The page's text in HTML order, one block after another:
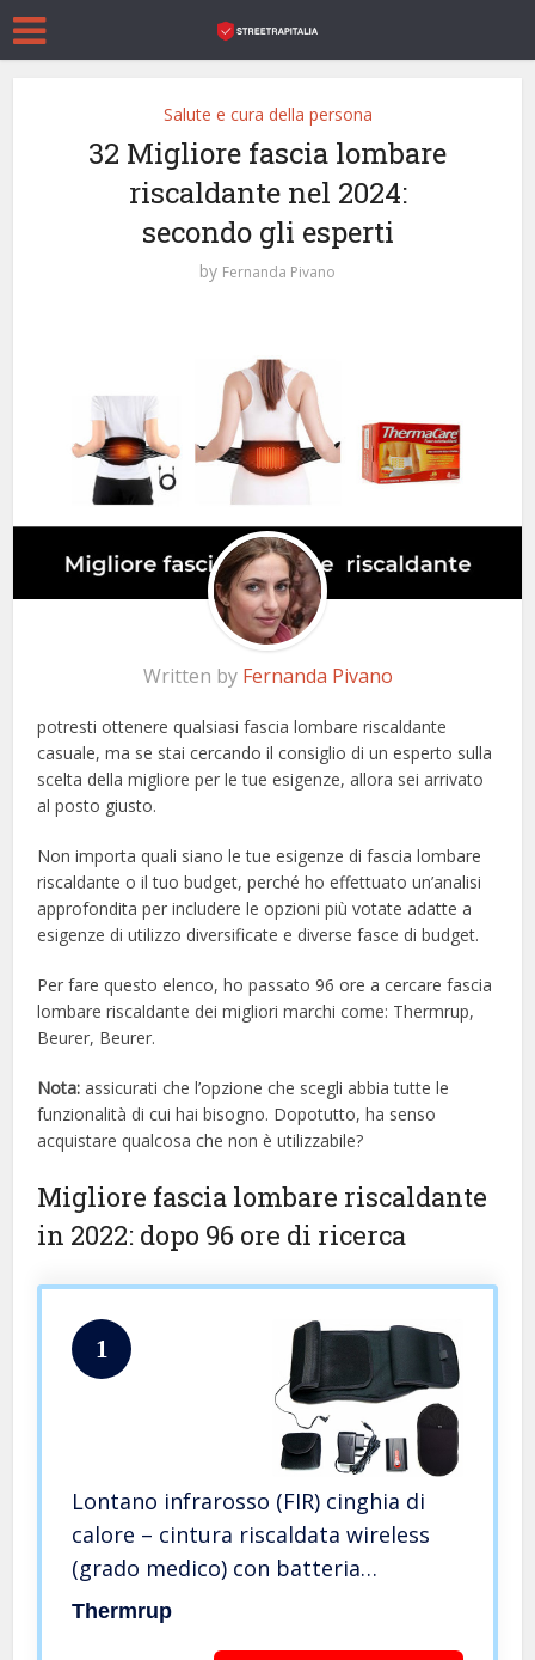
Salute e cura della persona
32 Migliore fascia lombare
riscaldante nel 2024:
secondo gli esperti
by Fernanda Pivano
Written by Fernanda Pivano
potresti ottenere qualsiasi fascia lombare riscaldante
casuale, ma se stai cercando il consiglio di un esperto sulla
scelta della migliore per le tue esigenze, allora sei arrivato
al posto giusto.
Non importa quali siano le tue esigenze di fascia lombare
riscaldante o il tuo budget, perché ho effettuato un’analisi
approfondita per includere le opzioni più votate adatte a
esigenze di utilizzo diversificate e diverse fasce di budget.
Per fare questo elenco, ho passato 96 ore a cercare fascia
lombare riscaldante dei migliori marchi come: Thermrup,
Beurer, Beurer.
Nota: assicurati che l’opzione che scegli abbia tutte le
funzionalità di cui hai bisogno. Dopotutto, ha senso
acquistare qualcosa che non è utilizzabile?
Migliore fascia lombare riscaldante
in 2022: dopo 96 ore di ricerca
1
Lontano infrarosso (FIR) cinghia di
calore – cintura riscaldata wireless
(grado medico) con batteria
(controllo della temperatura a 4 fasi)
Thermrup